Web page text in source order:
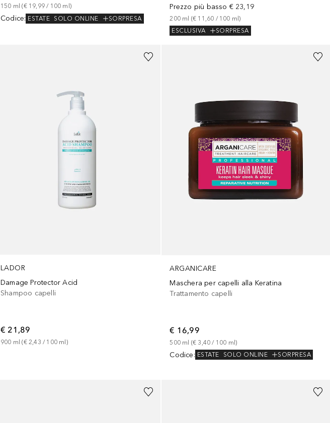
150 ml (€ 19,99 / 100 ml )
Codice: ESTATE SOLO ONLINE SORPRESA
Prezzo più basso € 23,19
200 ml (€ 11,60 / 100 ml)
ESCLUSIVA
SORPRESA
LADOR
Damage Protector Acid
Shampoo capelli
€ 21,89
900 ml (€ 2,43 / 100 ml )
ARGANICARE
Maschera per capelli alla Keratina
Trattamento capelli
€ 16,99
500 ml (€ 3,40 / 100 ml)
Codice: ESTATE SOLO ONLINE SORPRESA